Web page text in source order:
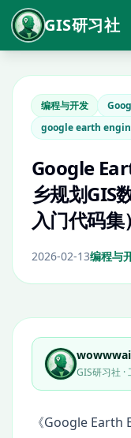
GIS研习社
编程与开发
google earth
Google
乡规划GIS
入门代码集）
2026-02-13编程与
wowwwai
GIS研习社 ·
《Google Earth